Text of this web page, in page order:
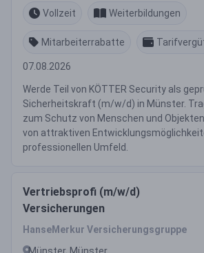
Vollzeit
Weiterbildungen
Mitarbeiterrabatte
07.08.2026
Werde Teil von KÖTTER Security als
Sicherheitskraft (m/w/d) in Münster.
zum Schutz von Menschen und
von attraktiven
professionellen Umfeld.
Vertriebsprofi (m/w/d)
Versicherungen
HanseMerkur Versicherungsgruppe
Münster, Münster